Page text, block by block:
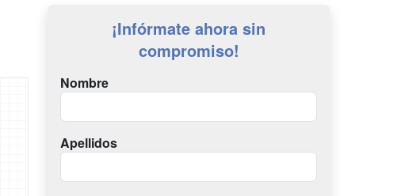
¡Infórmate ahora sin
compromiso!
Nombre
Apellidos